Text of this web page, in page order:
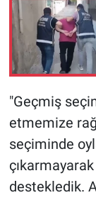
"Geçmiş
etmemize
seçiminde
destekledik.